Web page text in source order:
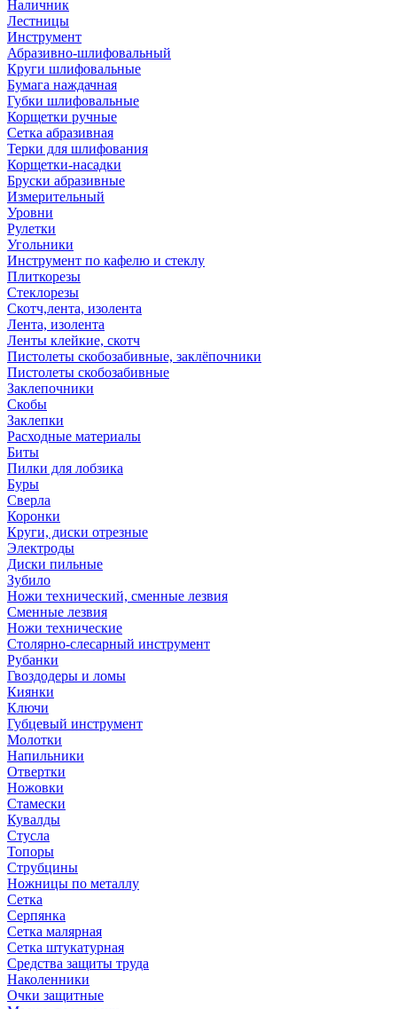
Наличник
Лестницы
Инструмент
Абразивно-шлифовальный
Круги шлифовальные
Бумага наждачная
Губки шлифовальные
Корщетки ручные
Сетка абразивная
Терки для шлифования
Корщетки-насадки
Бруски абразивные
Измерительный
Уровни
Рулетки
Угольники
Инструмент по кафелю и стеклу
Плиткорезы
Стеклорезы
Скотч,лента, изолента
Лента, изолента
Ленты клейкие, скотч
Пистолеты скобозабивные, заклёпочники
Пистолеты скобозабивные
Заклепочники
Скобы
Заклепки
Расходные материалы
Биты
Пилки для лобзика
Буры
Сверла
Коронки
Круги, диски отрезные
Электроды
Диски пильные
Зубило
Ножи технический, сменные лезвия
Сменные лезвия
Ножи технические
Столярно-слесарный инструмент
Рубанки
Гвоздодеры и ломы
Киянки
Ключи
Губцевый инструмент
Молотки
Напильники
Отвертки
Ножовки
Стамески
Кувалды
Стусла
Топоры
Струбцины
Ножницы по металлу
Сетка
Серпянка
Сетка малярная
Сетка штукатурная
Средства защиты труда
Наколенники
Очки защитные